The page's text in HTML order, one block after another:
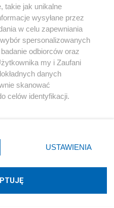
Instagram Youtube
W3media.pl
takie jak unikalne
wysyłane przez
w celu zapewniania
spersonalizowanych
odbiorców oraz
my i Zaufani
danych
skanować
celów identyfikacji.
ustawień prywatności
rogu strony
nie wymagają zgody
sprzeciwić się takiemu
USTAWIENIA